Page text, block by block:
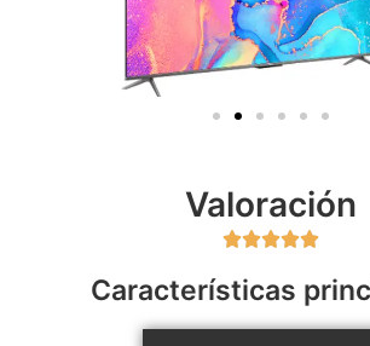
Valoración

Características